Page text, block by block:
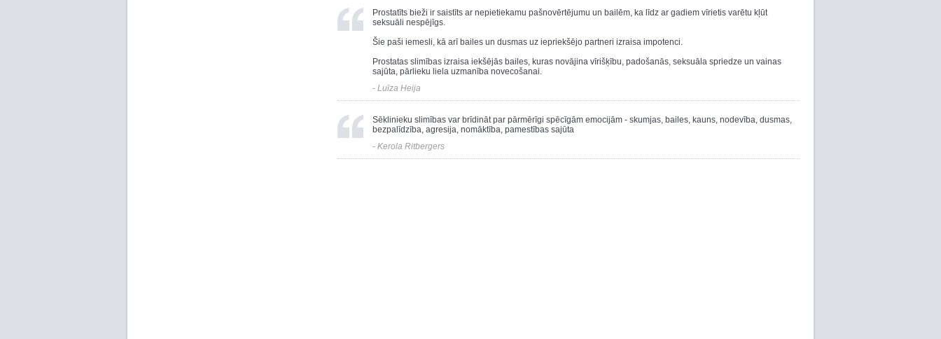
Prostatīts bieži ir saistīts ar nepietiekamu pašnovērtējumu un bailēm, ka līdz ar gadiem vīrietis varētu kļūt
seksuāli nespējīgs.
Šie paši iemesli, kā arī bailes un dusmas uz iepriekšējo partneri izraisa impotenci.
Prostatas slimības izraisa iekšējās bailes, kuras novājina vīrišķību, padošanās, seksuāla spriedze un vainas
sajūta, pārlieku liela uzmanība novecošanai.
- Luīza Heija
Sēklinieku slimības var brīdināt par pārmērīgi spēcīgām emocijām - skumjas, bailes, kauns, nodevība, dusmas,
bezpalīdzība, agresija, nomāktība, pamestības sajūta
- Kerola Ritbergers